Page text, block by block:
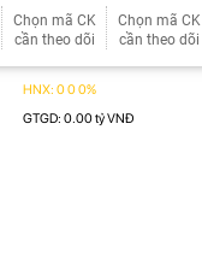
Chọn mã CK
cần theo dõi
Chọn mã CK
cần theo dõi